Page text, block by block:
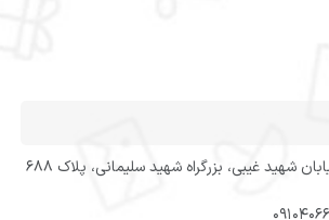
شهید غیبی، بزرگراه شهید سلیمانی، پلاک 688